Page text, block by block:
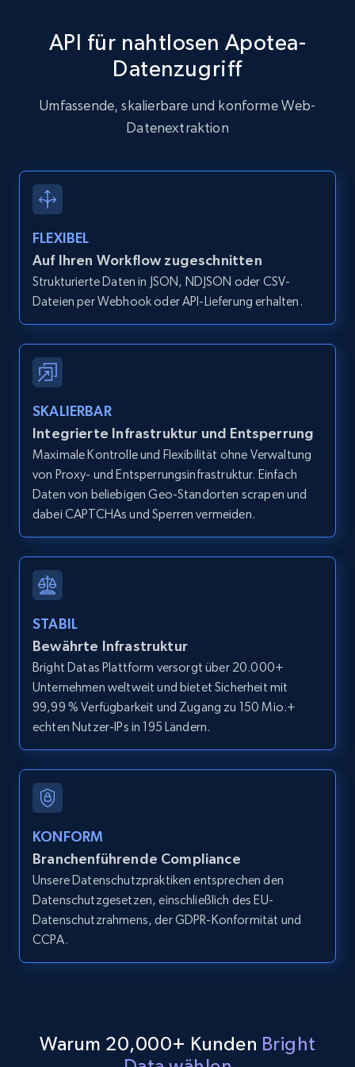
Zillow properties listing information
Zpid, City, State, HomeStatus, Address,
IsListingClaimedByCurrentSignedInUser,
IsCurrentSignedInAgentResponsible, Bedrooms,
Zillow properties listing information -
Discover by custom filters - location, home
type and status
IsCurrentSignedInAgentResponsible, Bedrooms,
and more.
12K+ 1.3K+ Gratis testen
Zillow properties listing information -
Zpid, City, State, HomeStatus, Address,
IsListingClaimedByCurrentSignedInUser,
and more.
12K+ 1.3K+ Gratis testen
URL, ID, User id, Use url, Title, Headline, Post
text, Date posted, and more.
11.3K+
LinkedIn posts - Discover user's articles by
URL
API für nahtlosen Apotea-
Datenzugriff
Umfassende, skalierbare und konforme Web-
Datenextraktion
FLEXIBEL
Auf Ihren Workflow zugeschnitten
Strukturierte Daten in JSON, NDJSON oder CSV-
Dateien per Webhook oder API-Lieferung erhalten.
SKALIERBAR
Integrierte Infrastruktur und Entsperrung
Maximale Kontrolle und Flexibilität ohne Verwaltung
von Proxy- und Entsperrungsinfrastruktur. Einfach
Daten von beliebigen Geo-Standorten scrapen und
dabei CAPTCHAs und Sperren vermeiden.
STABIL
Bewährte Infrastruktur
Bright Datas Plattform versorgt über 20.000+
Unternehmen weltweit und bietet Sicherheit mit
99,99 % Verfügbarkeit und Zugang zu 150 Mio.+
echten Nutzer-IPs in 195 Ländern.
KONFORM
Branchenführende Compliance
Unsere Datenschutzpraktiken entsprechen den
Datenschutzgesetzen, einschließlich des EU-
Datenschutzrahmens, der GDPR-Konformität und
CCPA.
Warum 20,000+ Kunden Bright